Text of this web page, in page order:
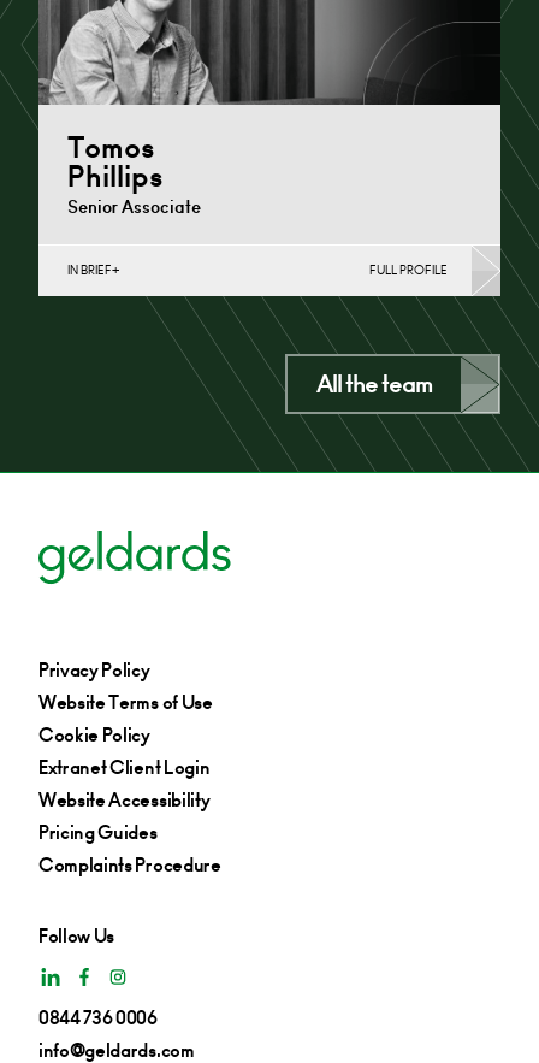
Tomos
Phillips
Senior Associate
Sector, Highways (Business), Highways (Public Sector
& Charities), Infrastructure (Public…
+44 29 2039 1787 Email
IN BRIEF FULL PROFILE
All the team
Privacy Policy
Website Terms of Use
Cookie Policy
Extranet Client Login
Website Accessibility
Pricing Guides
Complaints Procedure
Follow Us
0844 736 0006
info@geldards.com